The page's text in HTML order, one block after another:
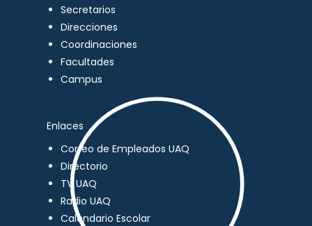
Secretarios
Direcciones
Coordinaciones
Facultades
Campus
Enlaces
Correo de Empleados UAQ
Directorio
TV UAQ
Radio UAQ
Calendario Escolar